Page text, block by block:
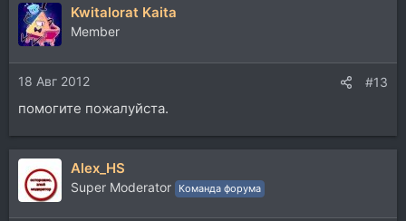
Kwitalorat Kaita
Member
18 Авг 2012 #13
помогите пожалуйста.
Alex_HS
Super Moderator Команда форума